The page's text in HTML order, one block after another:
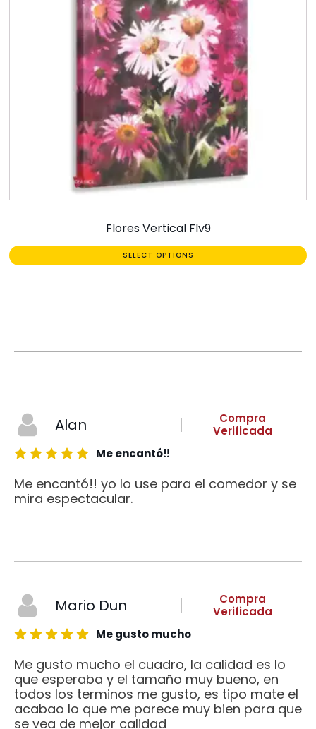
Flores Vertical Flv9
SELECT OPTIONS
Alan
Compra
Verificada
Me encantó!!
Me encantó!! yo lo use para el comedor y se
mira espectacular.
Mario Dun
Compra
Verificada
Me gusto mucho
Me gusto mucho el cuadro, la calidad es lo
que esperaba y el tamaño muy bueno, en
todos los terminos me gusto, es tipo mate el
acabao lo que me parece muy bien para que
se vea de mejor calidad